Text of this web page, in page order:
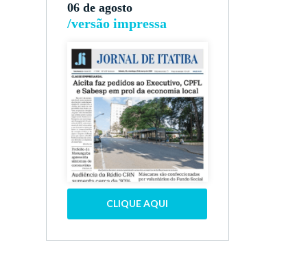
06 de agosto
/versão impressa
CLIQUE AQUI